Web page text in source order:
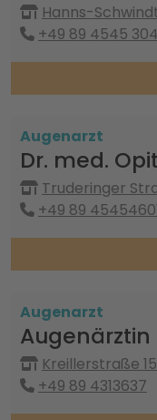
Hanns-
+49 89 4545
Augenarzt
Dr. med.
Truderinger
+49 89
Augenarzt
Kreillerstraße
+49 89 4313637